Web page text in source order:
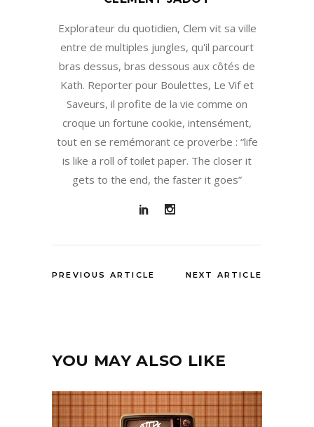
Explorateur du quotidien, Clem vit sa ville
entre de multiples jungles, qu'il parcourt
bras dessus, bras dessous aux côtés de
Kath. Reporter pour Boulettes, Le Vif et
Saveurs, il profite de la vie comme on
croque un fortune cookie, intensément,
tout en se remémorant ce proverbe : “life
is like a roll of toilet paper. The closer it
gets to the end, the faster it goes”
PREVIOUS ARTICLE NEXT ARTICLE
YOU MAY ALSO LIKE